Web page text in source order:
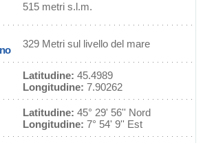
515 metri s.l.m.
329 Metri sul livello del mare
Latitudine: 45.4989
Longitudine: 7.90262
Latitudine: 45° 29' 56'' Nord
Longitudine: 7° 54' 9'' Est